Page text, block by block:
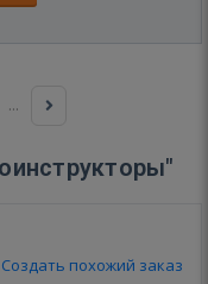
...
Создать похожий заказ